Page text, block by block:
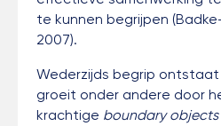
te kunnen begrijpen
2007).
Wederzijds begrip
groeit onder andere door
krachtige boundary objects